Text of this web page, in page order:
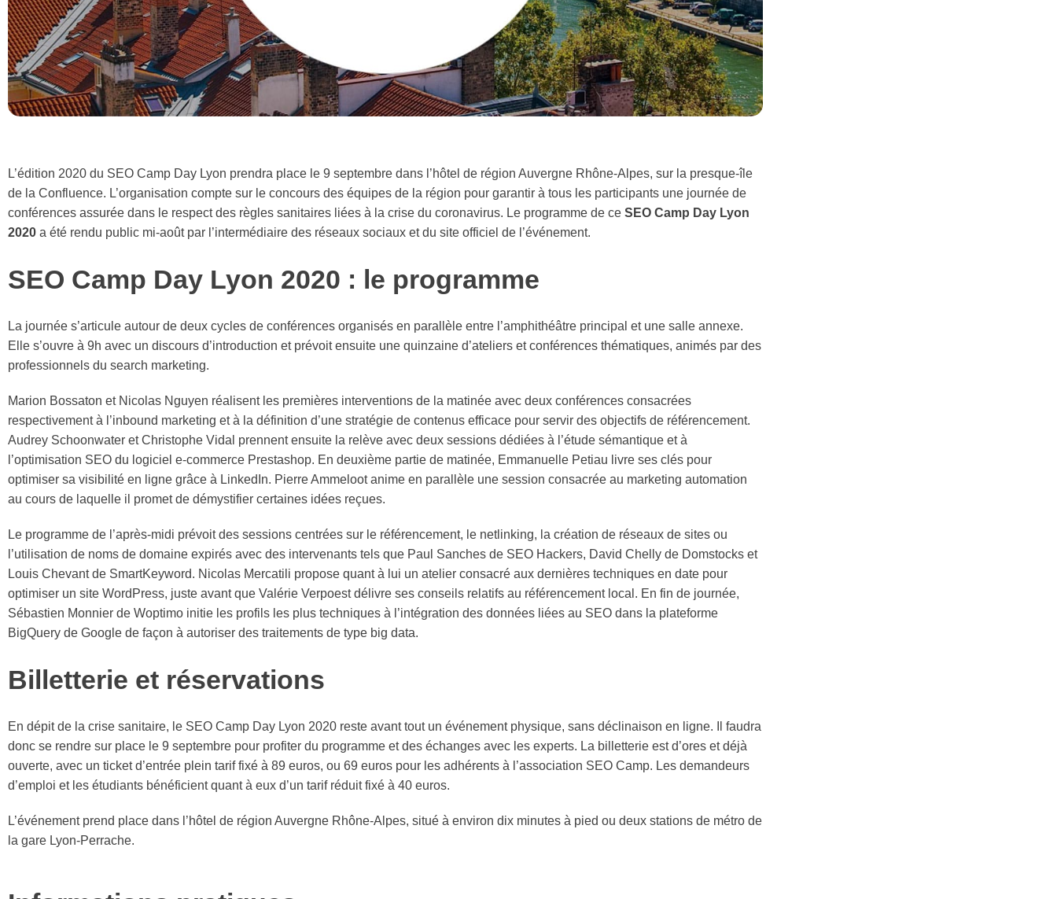
L’édition 2020 du SEO Camp Day Lyon prendra place le 9 septembre dans l’hôtel de région Auvergne Rhône-Alpes, sur la presque-île
de la Confluence. L’organisation compte sur le concours des équipes de la région pour garantir à tous les participants une journée de
conférences assurée dans le respect des règles sanitaires liées à la crise du coronavirus. Le programme de ce SEO Camp Day Lyon
2020 a été rendu public mi-août par l’intermédiaire des réseaux sociaux et du site officiel de l’événement.
SEO Camp Day Lyon 2020 : le programme
La journée s’articule autour de deux cycles de conférences organisés en parallèle entre l’amphithéâtre principal et une salle annexe.
Elle s’ouvre à 9h avec un discours d’introduction et prévoit ensuite une quinzaine d’ateliers et conférences thématiques, animés par des
professionnels du search marketing.
Marion Bossaton et Nicolas Nguyen réalisent les premières interventions de la matinée avec deux conférences consacrées
respectivement à l’inbound marketing et à la définition d’une stratégie de contenus efficace pour servir des objectifs de référencement.
Audrey Schoonwater et Christophe Vidal prennent ensuite la relève avec deux sessions dédiées à l’étude sémantique et à
l’optimisation SEO du logiciel e-commerce Prestashop. En deuxième partie de matinée, Emmanuelle Petiau livre ses clés pour
optimiser sa visibilité en ligne grâce à LinkedIn. Pierre Ammeloot anime en parallèle une session consacrée au marketing automation
au cours de laquelle il promet de démystifier certaines idées reçues.
Le programme de l’après-midi prévoit des sessions centrées sur le référencement, le netlinking, la création de réseaux de sites ou
l’utilisation de noms de domaine expirés avec des intervenants tels que Paul Sanches de SEO Hackers, David Chelly de Domstocks et
Louis Chevant de SmartKeyword. Nicolas Mercatili propose quant à lui un atelier consacré aux dernières techniques en date pour
optimiser un site WordPress, juste avant que Valérie Verpoest délivre ses conseils relatifs au référencement local. En fin de journée,
Sébastien Monnier de Woptimo initie les profils les plus techniques à l’intégration des données liées au SEO dans la plateforme
BigQuery de Google de façon à autoriser des traitements de type big data.
Billetterie et réservations
En dépit de la crise sanitaire, le SEO Camp Day Lyon 2020 reste avant tout un événement physique, sans déclinaison en ligne. Il faudra
donc se rendre sur place le 9 septembre pour profiter du programme et des échanges avec les experts. La billetterie est d’ores et déjà
ouverte, avec un ticket d’entrée plein tarif fixé à 89 euros, ou 69 euros pour les adhérents à l’association SEO Camp. Les demandeurs
d’emploi et les étudiants bénéficient quant à eux d’un tarif réduit fixé à 40 euros.
L’événement prend place dans l’hôtel de région Auvergne Rhône-Alpes, situé à environ dix minutes à pied ou deux stations de métro de
la gare Lyon-Perrache.